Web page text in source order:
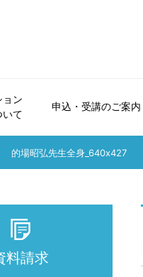
ョン
いて
申込・受講のご案内
的場昭弘先生全身_640x427
料請求